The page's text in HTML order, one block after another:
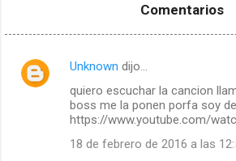
Comentarios
C
Unknown dijo…
quiero escuchar la cancion
boss me la ponen porfa soy
https://www.youtube.com/
18 de febrero de 2016 a las